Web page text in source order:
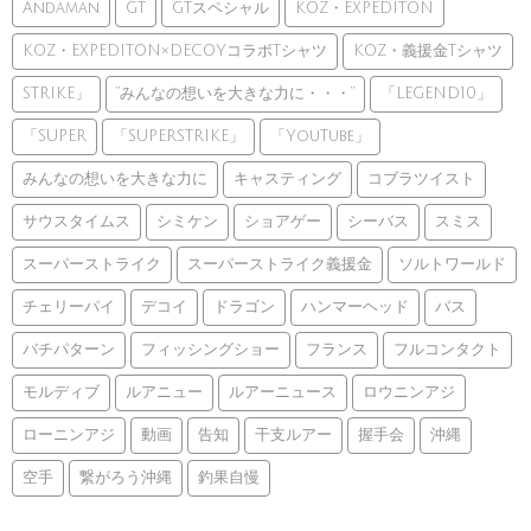
Andaman GT GTスペシャル KOZ・EXPEDITON
KOZ・EXPEDITON×DECOYコラボTシャツ KOZ・義援金Tシャツ
STRIKE」 ”みんなの想いを大きな力に・・・” 「LEGEND10」
「SUPER 「SUPERSTRIKE」 「YouTube」
みんなの想いを大きな力に キャスティング コブラツイスト
サウスタイムス シミケン ショアゲー シーバス スミス
スーパーストライク スーパーストライク義援金 ソルトワールド
チェリーパイ デコイ ドラゴン ハンマーヘッド バス
バチパターン フィッシングショー フランス フルコンタクト
モルディブ ルアニュー ルアーニュース ロウニンアジ
ローニンアジ 動画 告知 干支ルアー 握手会 沖縄
空手 繋がろう沖縄 釣果自慢